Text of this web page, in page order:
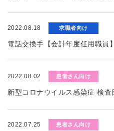
2022.08.18 求職者向け
電話交換手【会計年度任用職員
2022.08.02 患者さん向け
新型コロナウイルス感染症 検
2022.07.25 患者さん向け